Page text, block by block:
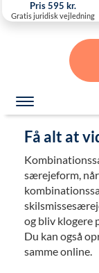
Pris 595 kr.
Gratis juridisk vejledning
Få alt at
særejeform,
og bliv klogere
Du kan også
samme online.